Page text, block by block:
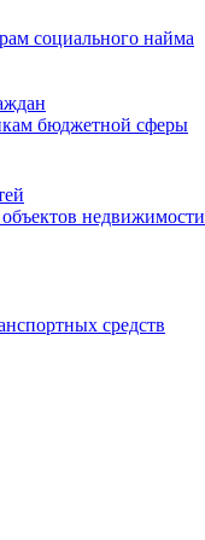
социального найма
бюджетной сферы
недвижимости
средств